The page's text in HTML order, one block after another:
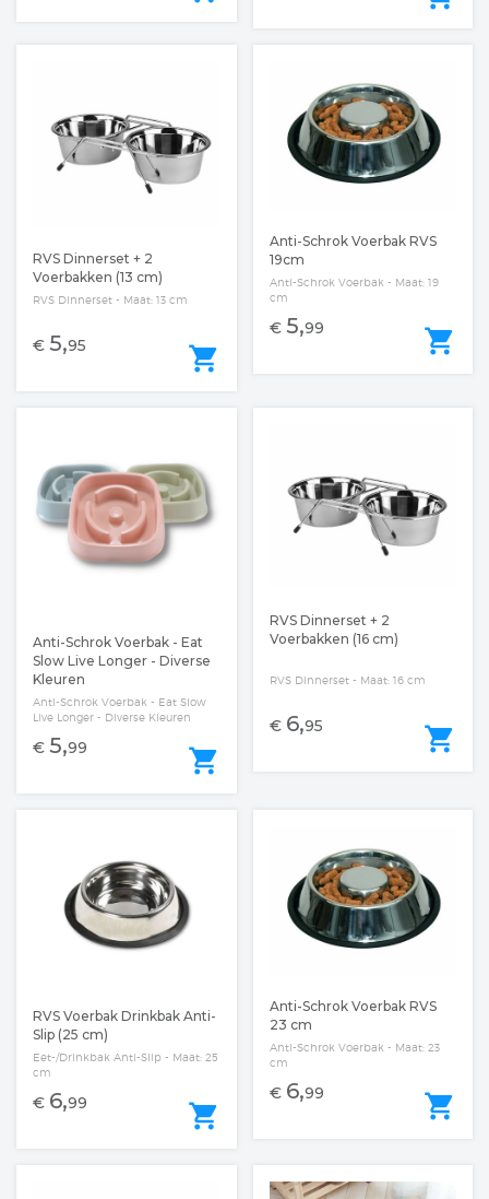
shopping_cart
RVS Dinnerset + 2
Voerbakken (13 cm)
RVS Dinnerset - Maat: 13 cm
€ 5,95 shopping_cart
Anti-Schrok Voerbak RVS
19cm
Anti-Schrok Voerbak - Maat: 19
cm
€ 5,99
shopping_cart
Anti-Schrok Voerbak - Eat
Slow Live Longer - Diverse
Kleuren
Anti-Schrok Voerbak - Eat Slow
Live Longer - Diverse Kleuren
€ 5,99 shopping_cart
RVS Dinnerset + 2
Voerbakken (16 cm)
RVS Dinnerset - Maat: 16 cm
€ 6,95
shopping_cart
RVS Voerbak Drinkbak Anti-
Slip (25 cm)
Eet-/Drinkbak Anti-Slip - Maat: 25
cm
€ 6,99 shopping_cart
Anti-Schrok Voerbak RVS
23 cm
Anti-Schrok Voerbak - Maat: 23
cm
€ 6,99